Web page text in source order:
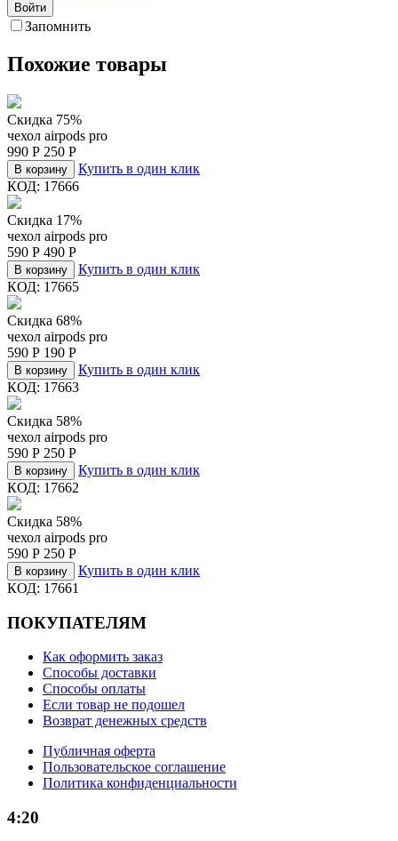
Войти
Запомнить
Похожие товары
Скидка 75%
чехол airpods pro
990 Р 250 Р
В корзину
Купить в один клик
КОД: 17666
Скидка 17%
чехол airpods pro
590 Р 490 Р
В корзину
Купить в один клик
КОД: 17665
Скидка 68%
чехол airpods pro
590 Р 190 Р
В корзину
Купить в один клик
КОД: 17663
Скидка 58%
чехол airpods pro
590 Р 250 Р
В корзину
Купить в один клик
КОД: 17662
Скидка 58%
чехол airpods pro
590 Р 250 Р
В корзину
Купить в один клик
КОД: 17661
ПОКУПАТЕЛЯМ
Как оформить заказ
Способы доставки
Способы оплаты
Если товар не подошел
Возврат денежных средств
Публичная оферта
Пользовательское соглашение
Политика конфиденциальности
4:20